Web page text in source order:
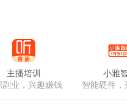
主播培训
副业，兴趣赚钱
小雅
智能硬件